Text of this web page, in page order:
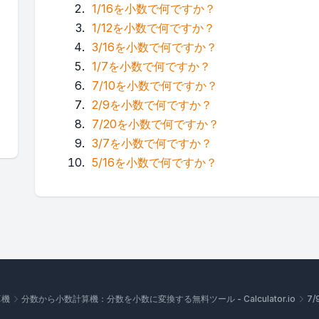
1/16を小数で何ですか？
1/12を小数で何ですか？
3/16を小数で何ですか？
1/7を小数で何ですか？
7/10を小数で何ですか？
2/9を小数で何ですか？
7/20を小数で何ですか？
3/7を小数で何ですか？
5/16を小数で何ですか？
分数から小数計算機：分数を小数に変換する無料ツール - Calculator.io 7/